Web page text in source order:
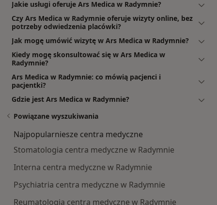
Jakie usługi oferuje Ars Medica w Radymnie?
Czy Ars Medica w Radymnie oferuje wizyty online, bez
potrzeby odwiedzenia placówki?
Jak mogę umówić wizytę w Ars Medica w Radymnie?
Kiedy mogę skonsultować się w Ars Medica w
Radymnie?
Ars Medica w Radymnie: co mówią pacjenci i
pacjentki?
Gdzie jest Ars Medica w Radymnie?
Powiązane wyszukiwania
Najpopularniesze centra medyczne
Stomatologia centra medyczne w Radymnie
Interna centra medyczne w Radymnie
Psychiatria centra medyczne w Radymnie
Reumatologia centra medyczne w Radymnie